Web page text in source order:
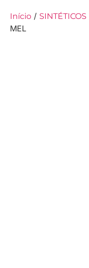
Início / SINTÉTICOS
MEL